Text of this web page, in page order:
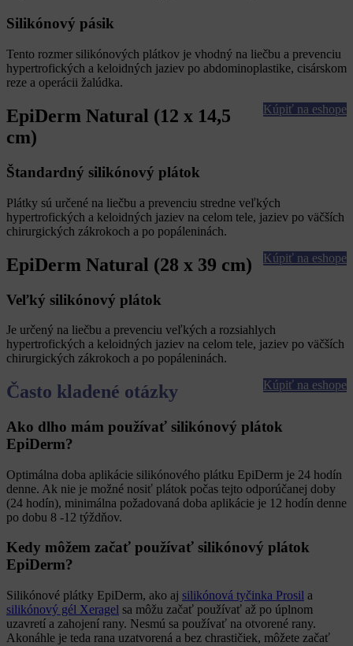
Silikónový pásik
Tento rozmer silikónových plátkov je vhodný na liečbu a prevenciu
hypertrofických a keloidných jaziev po abdominoplastike, cisárskom
reze a operácii žalúdka.
Kúpiť na eshope
EpiDerm Natural (12 x 14,5
cm)
Štandardný silikónový plátok
Plátky sú určené na liečbu a prevenciu stredne veľkých
hypertrofických a keloidných jaziev na celom tele, jaziev po väčších
chirurgických zákrokoch a po popáleninách.
Kúpiť na eshope
EpiDerm Natural (28 x 39 cm)
Veľký silikónový plátok
Je určený na liečbu a prevenciu veľkých a rozsiahlych
hypertrofických a keloidných jaziev na celom tele, jaziev po väčších
chirurgických zákrokoch a po popáleninách.
Kúpiť na eshope
Často kladené otázky
Ako dlho mám používať silikónový plátok
EpiDerm?
Optimálna doba aplikácie silikónového plátku EpiDerm je 24 hodín
denne. Ak nie je možné nosiť plátok počas tejto odporúčanej doby
(24 hodín), minimálna požadovaná doba aplikácie je 12 hodín denne
po dobu 8 -12 týždňov.
Kedy môžem začať používať silikónový plátok
EpiDerm?
Silikónové plátky EpiDerm, ako aj silikónová tyčinka Prosil a
silikónový gél Xeragel sa môžu začať používať až po úplnom
uzavretí a zahojení rany. Nesmú sa používať na otvorené rany.
Akonáhle je teda rana uzatvorená a bez chrastičiek, môžete začať